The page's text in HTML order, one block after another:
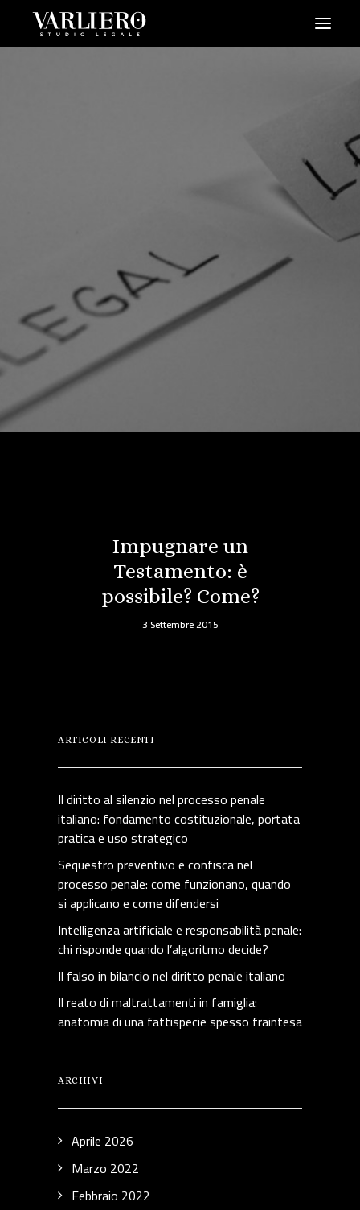
PRENDI UN APPUNTAMENTO
Impugnare un
Testamento: è
possibile? Come?
3 Settembre 2015
ARTICOLI RECENTI
Il diritto al silenzio nel processo penale
italiano: fondamento costituzionale, portata
pratica e uso strategico
Sequestro preventivo e confisca nel
processo penale: come funzionano, quando
si applicano e come difendersi
Intelligenza artificiale e responsabilità penale:
chi risponde quando l’algoritmo decide?
Il falso in bilancio nel diritto penale italiano
Il reato di maltrattamenti in famiglia:
anatomia di una fattispecie spesso fraintesa
ARCHIVI
Aprile 2026
Marzo 2022
Febbraio 2022